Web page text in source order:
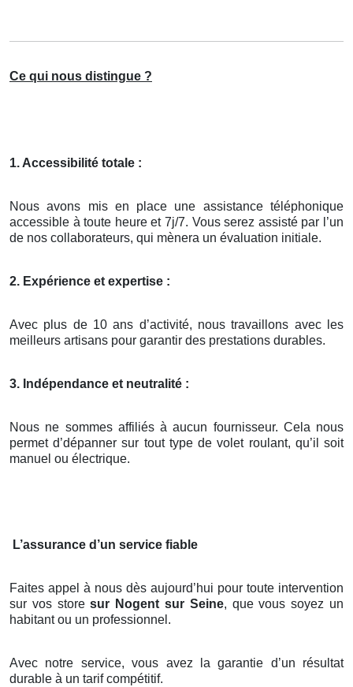
Ce qui nous distingue ?
1. Accessibilité totale :
Nous avons mis en place une assistance téléphonique
accessible à toute heure et 7j/7. Vous serez assisté par l’un
de nos collaborateurs, qui mènera un évaluation initiale.
2. Expérience et expertise :
Avec plus de 10 ans d’activité, nous travaillons avec les
meilleurs artisans pour garantir des prestations durables.
3. Indépendance et neutralité :
Nous ne sommes affiliés à aucun fournisseur. Cela nous
permet d’dépanner sur tout type de volet roulant, qu’il soit
manuel ou électrique.
L’assurance d’un service fiable
Faites appel à nous dès aujourd’hui pour toute intervention
sur vos storesur Nogent sur Seine, que vous soyez un
habitant ou un professionnel.
Avec notre service, vous avez la garantie d’un résultat
durable à un tarif compétitif.